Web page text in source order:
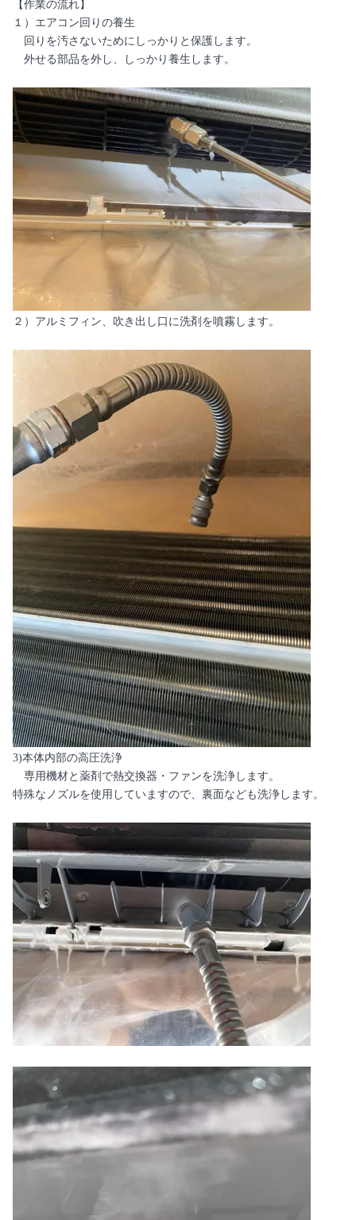
【作業の流れ】
１）エアコン回りの養生
回りを汚さないためにしっかりと保護します。
外せる部品を外し、しっかり養生します。
２）アルミフィン、吹き出し口に洗剤を噴霧します。
3)本体内部の高圧洗浄
専用機材と薬剤で熱交換器・ファンを洗浄します。
特殊なノズルを使用していますので、裏面なども洗浄します。